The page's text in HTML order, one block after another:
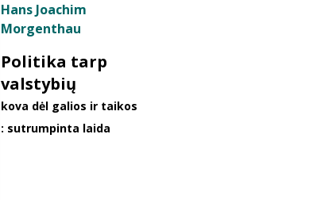
Hans Joachim
Morgenthau
Politika tarp
valstybių
kova dėl galios ir taikos
: sutrumpinta laida